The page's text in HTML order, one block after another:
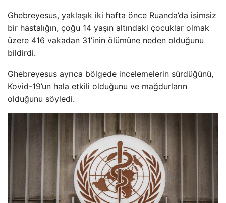
Ghebreyesus, yaklaşık iki hafta önce Ruanda’da isimsiz
bir hastalığın, çoğu 14 yaşın altındaki çocuklar olmak
üzere 416 vakadan 31’inin ölümüne neden olduğunu
bildirdi.
Ghebreyesus ayrıca bölgede incelemelerin sürdüğünü,
Kovid-19’un hala etkili olduğunu ve mağdurların
olduğunu söyledi.